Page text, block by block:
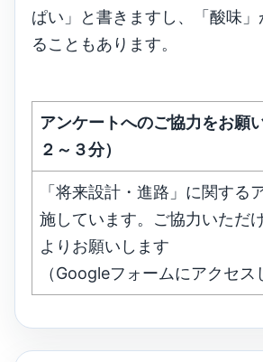
ぱい」と書きますし、「酸味
ることもあります。
アンケートへのご協力をお願
２～３分）
「将来設計・進路」に関する
施しています。ご協力いただ
よりお願いします
（Googleフォームにアクセス